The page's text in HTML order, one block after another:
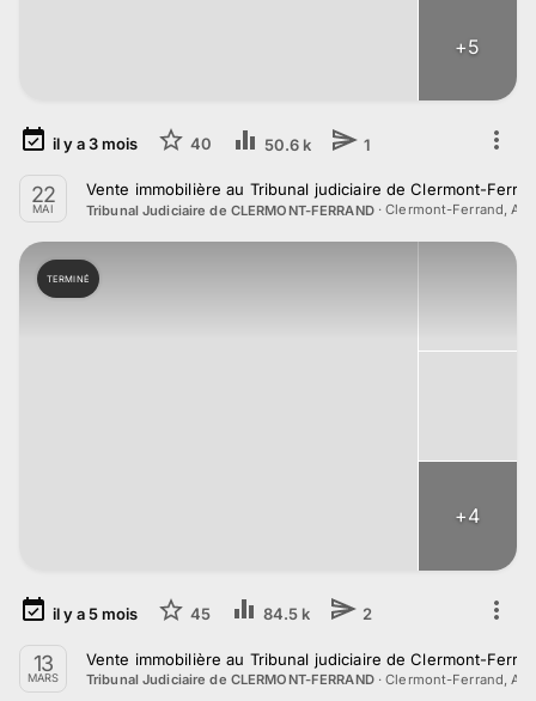
+5
il y a3mois 40 50.6 k 1
22
MAI
Vente immobilière au Tribunal judiciaire de Clermont-
Tribunal Judiciaire de CLERMONT-FERRAND·Clermont-Ferrand,
TERMINÉ
+4
il y a5mois 45 84.5 k 2
13
MARS
Vente immobilière au Tribunal judiciaire de Clermont-
Tribunal Judiciaire de CLERMONT-FERRAND·Clermont-Ferrand,